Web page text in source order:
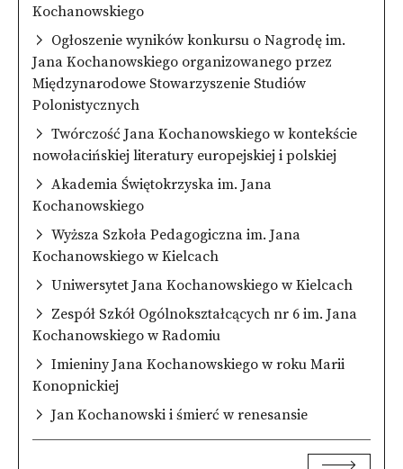
Kochanowskiego
Ogłoszenie wyników konkursu o Nagrodę im.
Jana Kochanowskiego organizowanego przez
Międzynarodowe Stowarzyszenie Studiów
Polonistycznych
Twórczość Jana Kochanowskiego w kontekście
nowołacińskiej literatury europejskiej i polskiej
Akademia Świętokrzyska im. Jana
Kochanowskiego
Wyższa Szkoła Pedagogiczna im. Jana
Kochanowskiego w Kielcach
Uniwersytet Jana Kochanowskiego w Kielcach
Zespół Szkół Ogólnokształcących nr 6 im. Jana
Kochanowskiego w Radomiu
Imieniny Jana Kochanowskiego w roku Marii
Konopnickiej
Jan Kochanowski i śmierć w renesansie